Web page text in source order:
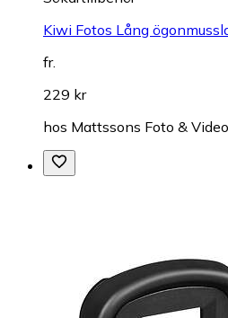
Kiwi Fotos Lång
fr.
229 kr
hos Mattssons Foto & Video